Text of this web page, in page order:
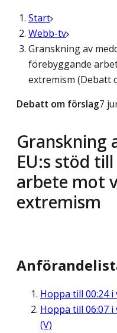
Start
Webb-tv
Granskning av
förebyggande
extremism (Debatt
Granskning
EU:s stöd
arbete mot
extremism
Debatt om förslag7
Hoppa till 00:24i
Hoppa till 06:07 i
(V)